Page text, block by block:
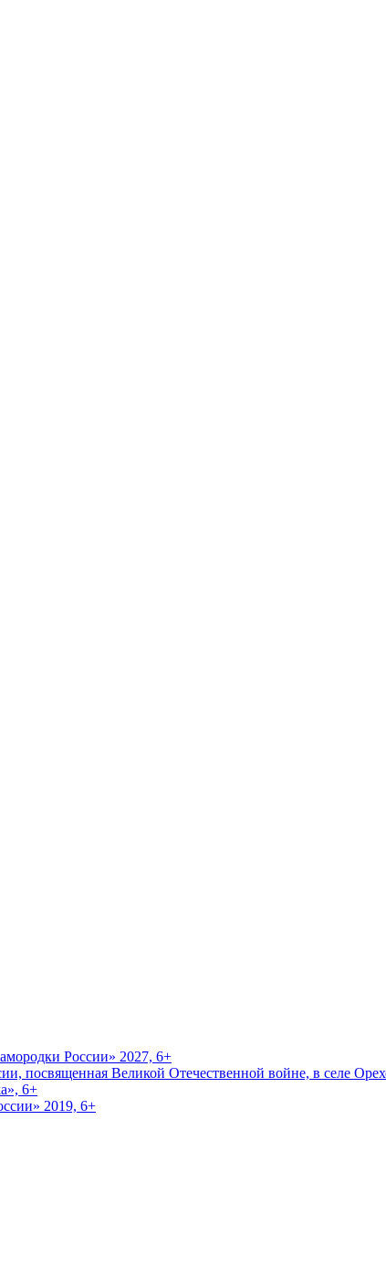
России» 2027, 6+
посвященная Великой Отечественной войне, в селе
6+
2019, 6+